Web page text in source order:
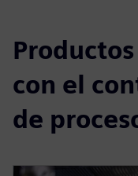
con el
de